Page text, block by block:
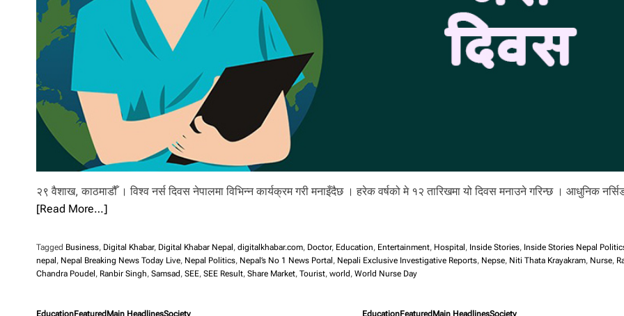
i
२९ वैशाख, काठमाडौँ । विश्व नर्स दिवस नेपालमा विभिन्न कार्यक्रम गरी मनाइँदैछ । हरेक वर्षको मे १२ तारिखमा यो दिवस मनाउने गरिन्छ । आधुनिक
[Read More…]
Tagged Business, Digital Khabar, Digital Khabar Nepal , digitalkhabar.com, Doctor, Education, Entertainment, Hospital , Inside Stories, Inside Stories Nepal
nepal , Nepal Breaking News Today Live, Nepal Politics, Nepal’s No 1 News Portal , Nepali Exclusive Investigative Reports, Nepse, Niti Thata Krayakram, Nurse,
Chandra Poudel , Ranbir Singh, Samsad , SEE, SEE Result, Share Market, Tourist, world , World Nurse Day